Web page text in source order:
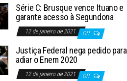
Série C: Brusque vence Ituano e
garante acesso à Segundona
12 de janeiro de 2021 Off
Justiça Federal nega pedido para
adiar o Enem 2020
12 de janeiro de 2021 Off